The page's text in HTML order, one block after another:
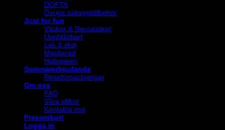
DOFTA
Övriga salongstillbehör
Just for fun
Väskor & Neccesärer
Uppblåsbart
Lek & skoj
Maskerad
Halloween
Sommarerbjudande
Reseförpackningar
Om oss
FAQ
Våra villkor
Kontakta oss
Presentkort
Logga in